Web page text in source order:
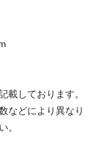
載しております。
などにより異なり
。